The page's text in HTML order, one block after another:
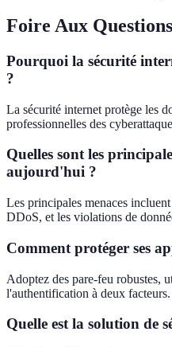
Foire Aux Questions
Pourquoi la sécurité
?
La sécurité internet protège les
professionnelles des
Quelles sont les
aujourd'hui ?
Les principales menaces
DDoS, et les violations de
Comment protéger ses
Adoptez des pare-feu robustes,
l'authentification à deux facteurs.
Quelle est la solution de